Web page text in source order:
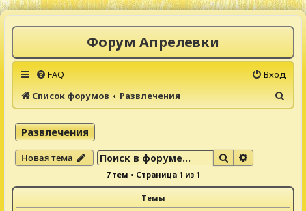
Форум Апрелевки
FAQ
Вход
Список форумов
Развлечения
о
Развлечения
Новая тема Поиск
7 тем • Страница 1 из 1
Темы